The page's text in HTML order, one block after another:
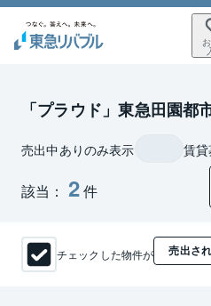
「プラウド」東急田園都
該当： 2件
売出中ありのみ表示 賃
チェックした物件が 売出さ